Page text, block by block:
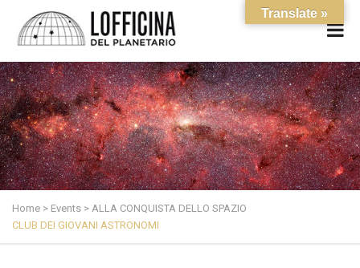
Home > Events > ALLA CONQUISTA DELLO SPAZIO
CLUB DEI GIOVANI ASTRONOMI
Translate »